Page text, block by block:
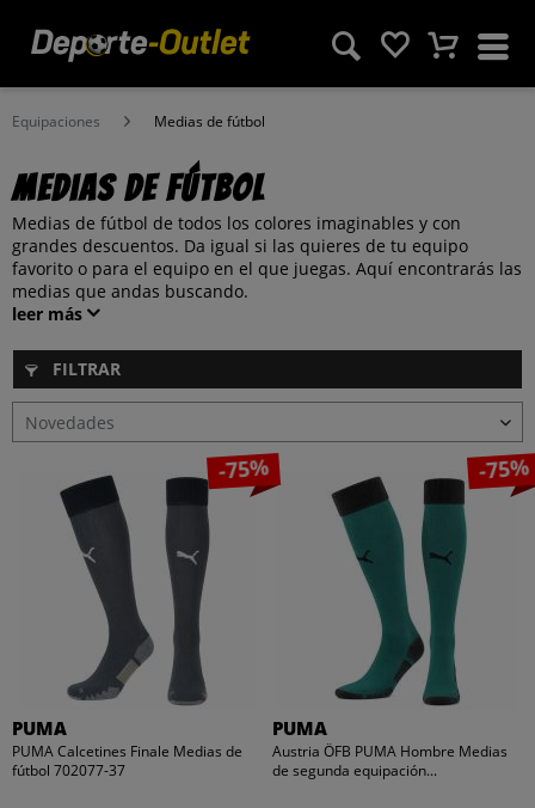
Equipaciones Medias de fútbol
Medias de fútbol
Medias de fútbol de todos los colores imaginables y con
grandes descuentos. Da igual si las quieres de tu equipo
favorito o para el equipo en el que juegas. Aquí encontrarás las
medias que andas buscando.
leer más
FILTRAR
-75%
PUMA
PUMA Calcetines Finale Medias de
fútbol 702077-37
-75%
PUMA
Austria ÖFB PUMA Hombre Medias
de segunda equipación...